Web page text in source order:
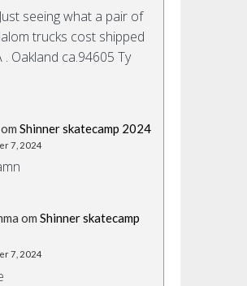
seeing what a pair of
trucks cost shipped
. Oakland ca.94605 Ty
om Shinner skatecamp 2024
7, 2024
om Shinner skatecamp
7, 2024